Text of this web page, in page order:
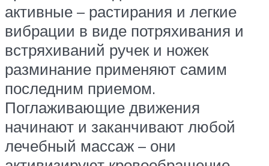
активные – растирания и легкие
вибрации в виде потряхивания и
встряхиваний ручек и ножек
разминание применяют самим
последним приемом.
Поглаживающие движения
начинают и заканчивают любой
лечебный массаж – они